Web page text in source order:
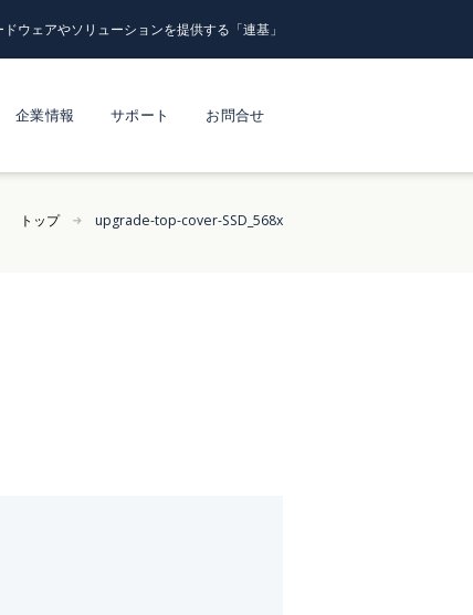
ウェアやソリューションを提供する「連基」
企業情報 サポート お問合せ
トップ upgrade-top-cover-SSD_568x